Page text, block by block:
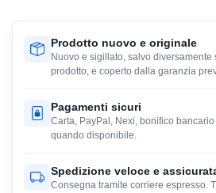
Prodotto nuovo e originale
Nuovo e sigillato, salvo
prodotto, e coperto dalla garanzia
Pagamenti sicuri
Carta, PayPal, Nexi, bonifico
quando disponibile.
Spedizione veloce e
Consegna tramite corriere espresso.